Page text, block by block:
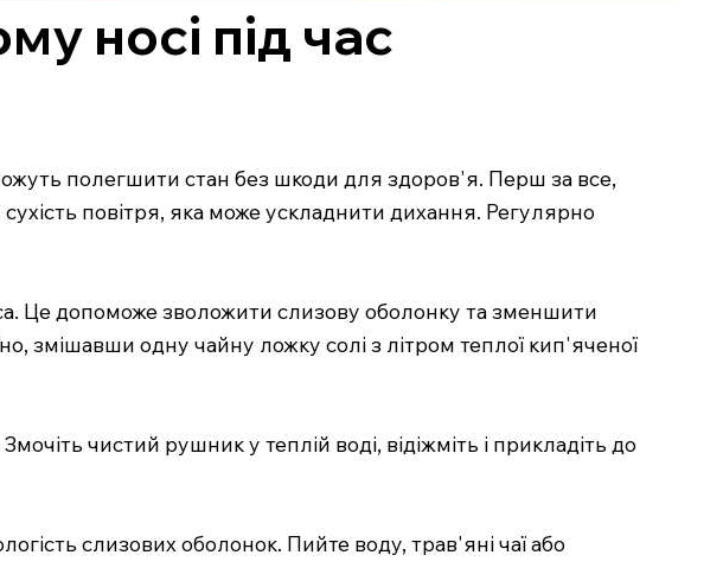
носі під час
полегшити стан без шкоди для здоров'я. Перш за все,
повітря, яка може ускладнити дихання. Регулярно
Це допоможе зволожити слизову оболонку та зменшити
змішавши одну чайну ложку солі з літром теплої кип'яченої
чистий рушник у теплій воді, відіжміть і прикладіть до
слизових оболонок. Пийте воду, трав'яні чаї або